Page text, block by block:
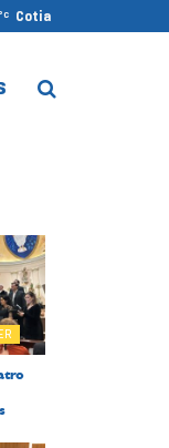
°C Cotia